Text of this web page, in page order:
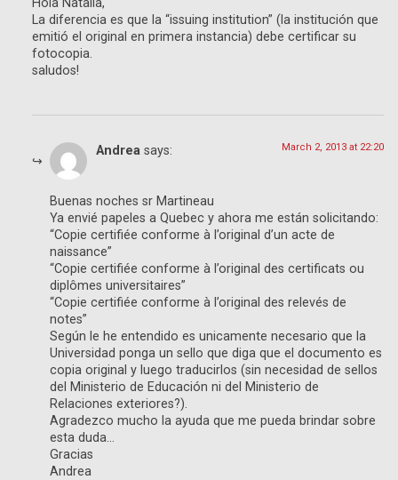
Hola Natalia,
La diferencia es que la “issuing institution” (la institución que
emitió el original en primera instancia) debe certificar su
fotocopia.
saludos!
Andrea says: March 2, 2013 at 22:20
Buenas noches sr Martineau
Ya envié papeles a Quebec y ahora me están solicitando:
“Copie certifiée conforme à l’original d’un acte de
naissance”
“Copie certifiée conforme à l’original des certificats ou
diplômes universitaires”
“Copie certifiée conforme à l’original des relevés de
notes”
Según le he entendido es unicamente necesario que la
Universidad ponga un sello que diga que el documento es
copia original y luego traducirlos (sin necesidad de sellos
del Ministerio de Educación ni del Ministerio de
Relaciones exteriores?).
Agradezco mucho la ayuda que me pueda brindar sobre
esta duda…
Gracias
Andrea